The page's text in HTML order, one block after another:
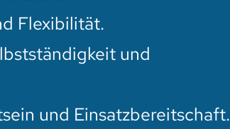
Flexibilität.
und
und Einsatzbereitschaft.